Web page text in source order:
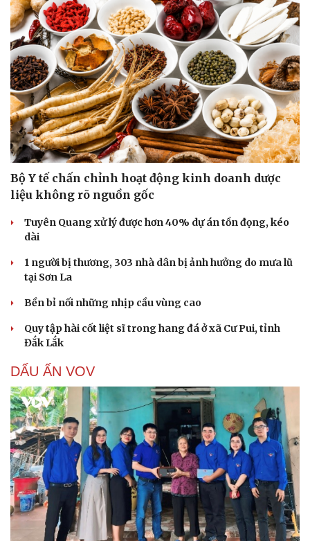
Bộ Y tế chấn chỉnh hoạt động kinh doanh dược
liệu không rõ nguồn gốc
Tuyên Quang xử lý được hơn 40% dự án tồn đọng, kéo
dài
1 người bị thương, 303 nhà dân bị ảnh hưởng do mưa lũ
tại Sơn La
Bền bỉ nối những nhịp cầu vùng cao
Quy tập hài cốt liệt sĩ trong hang đá ở xã Cư Pui, tỉnh
Đắk Lắk
DẤU ẤN VOV